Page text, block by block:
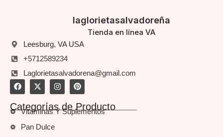
laglorietasalvadoreña
Tienda en línea VA
Leesburg, VA USA
+5712589234
Laglorietasalvadorena@gmail.com
Categorías de Producto
Vitaminas Y Suplementos
Pan Dulce